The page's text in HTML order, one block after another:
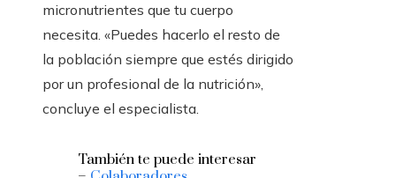
micronutrientes que tu cuerpo
necesita. «Puedes hacerlo el resto de
la población siempre que estés dirigido
por un profesional de la nutrición»,
concluye el especialista.
También te puede interesar